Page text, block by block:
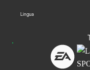
Lingua